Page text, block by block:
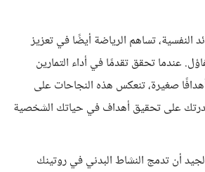
النفسية، تساهم الرياضة أيضًا في تعزيز
عندما تحقق تقدمًا في أداء التمارين
صغيرة، تنعكس هذه النجاحات على
على تحقيق أهداف في حياتك الشخصية
أن تدمج النشاط البدني في روتينك